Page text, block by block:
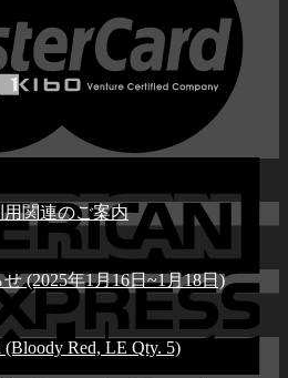
関連のご案内
(2025年1月16日~1月18日)
Red, LE Qty. 5)